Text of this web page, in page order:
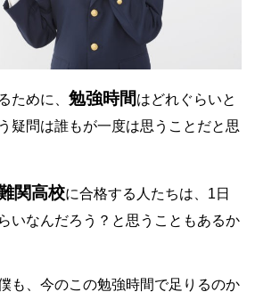
ために、 勉強時間はどれぐらいと
疑問は誰もが一度は思うことだと思
関高校に合格する人たちは、1日
いなんだろう？と思うこともあるか
も、今のこの勉強時間で足りるのか